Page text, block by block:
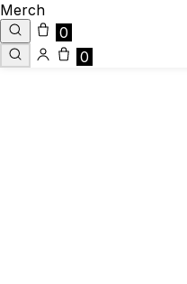
Merch
0
0